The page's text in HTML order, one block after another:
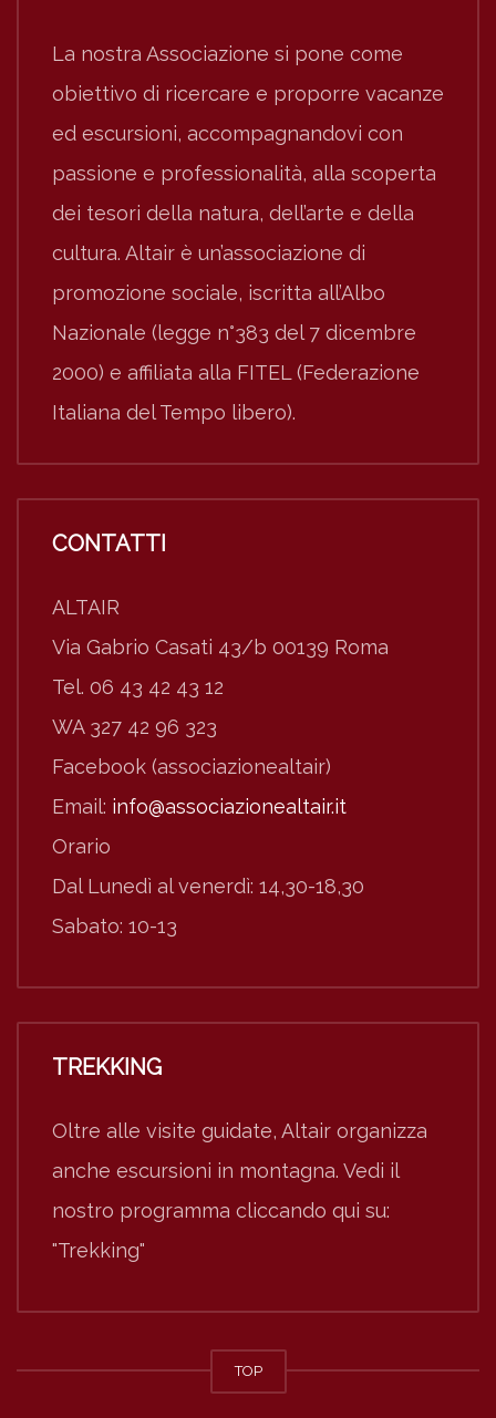
La nostra Associazione si pone come
obiettivo di ricercare e proporre vacanze
ed escursioni, accompagnandovi con
passione e professionalità, alla scoperta
dei tesori della natura, dell’arte e della
cultura. Altair è un’associazione di
promozione sociale, iscritta all’Albo
Nazionale (legge n°383 del 7 dicembre
2000) e affiliata alla FITEL (Federazione
Italiana del Tempo libero).
CONTATTI
ALTAIR
Via Gabrio Casati 43/b 00139 Roma
Tel. 06 43 42 43 12
WA 327 42 96 323
Facebook (associazionealtair)
Email: info@associazionealtair.it
Orario
Dal Lunedì al venerdì: 14,30-18,30
Sabato: 10-13
TREKKING
Oltre alle visite guidate, Altair organizza
anche escursioni in montagna. Vedi il
nostro programma cliccando qui su:
"Trekking"
TOP